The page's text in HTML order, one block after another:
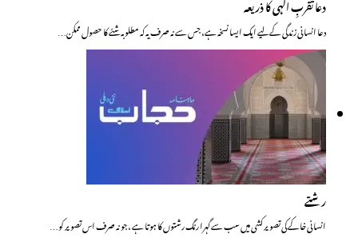
دعا تقربِ الٰہی کا ذریعہ
دعا انسانی زندگی کے لیے ایک ایسا نسخہ ہے، جس سے نہ صرف یہ کہ مطلوبہ شئے کا حصول ممکن…
رشتے
انسانی خاکے کی تصویر کشی میں سب سے گہرا رنگ رشتوں کا ہوتا ہے ،جو نہ صرف اس تصویر کو…